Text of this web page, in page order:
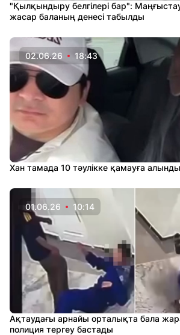
"Қылқындыру белгілері бар":
жасар баланың денесі табылды
02.06.26 18:43
Хан тамада 10 тәулікке қамауға
01.06.26 10:14
Ақтаудағы арнайы орталықта бала
полиция тергеу бастады